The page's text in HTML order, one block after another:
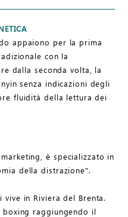
appaiono per la prima
con la
dalla seconda volta, la
senza indicazioni degli
fluidità della lettura dei
è specializzato in
della distrazione".
in Riviera del Brenta.
raggiungendo il